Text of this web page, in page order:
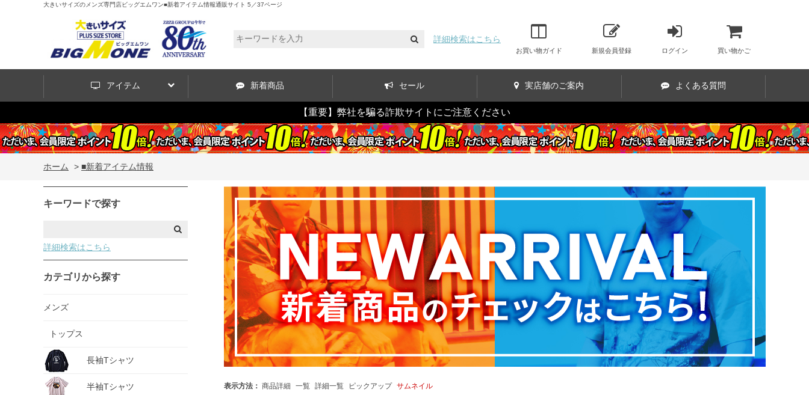
大きいサイズのメンズ専門店ビッグエムワン■新着アイテム情報通販サイト 5／37ページ
詳細検索はこちら
お買い物ガイド 新規会員登録 ログイン 買い物かご
アイテム 新着商品 セール 実店舗のご案内 よくある質問
【重要】弊社を騙る詐欺サイトにご注意ください
ホーム > ■新着アイテム情報
キーワードで探す
詳細検索はこちら
カテゴリから探す
メンズ
トップス
長袖Tシャツ
半袖Tシャツ 表示方法： 商品詳細 一覧 詳細一覧 ピックアップ サムネイル